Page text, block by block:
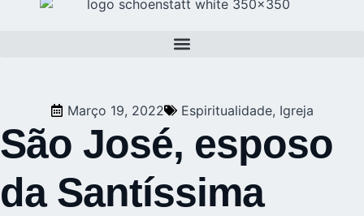
Março 19, 2022 Espiritualidade, Igreja
São José, esposo
da Santíssima